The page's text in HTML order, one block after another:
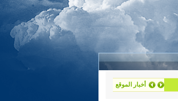
أخبار الموقع